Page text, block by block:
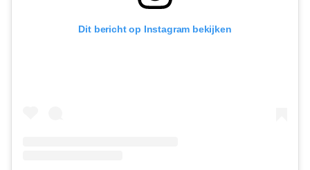
Dit bericht op Instagram bekijken